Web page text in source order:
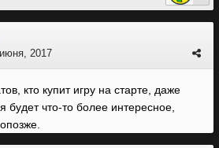
2017
кто купит игру на старте, даже
будет что-то более интересное,